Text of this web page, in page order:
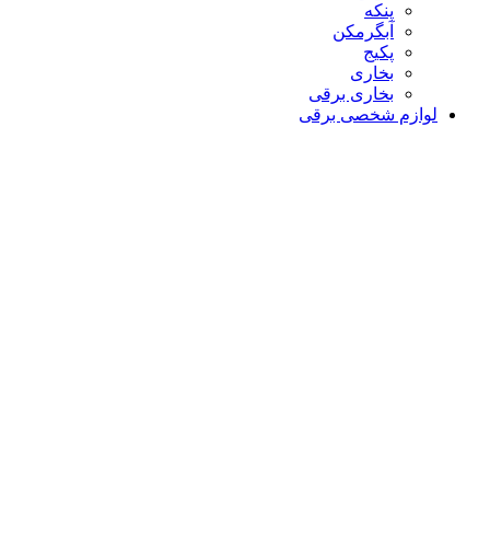
پنکه
آبگرمکن
پکیج
بخاری
بخاری برقی
لوازم شخصی برقی